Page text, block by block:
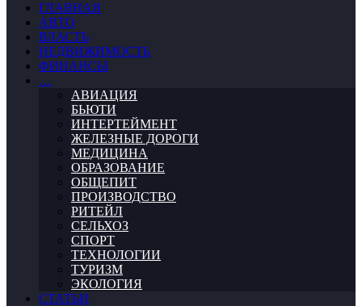
ГЛАВНАЯ
АВТО
ВЛАСТЬ
НЕДВИЖИМОСТЬ
ФИНАНСЫ
…
АВИАЦИЯ
БЬЮТИ
ИНТЕРТЕЙМЕНТ
ЖЕЛЕЗНЫЕ ДОРОГИ
МЕДИЦИНА
ОБРАЗОВАНИЕ
ОБЩЕПИТ
ПРОИЗВОДСТВО
РИТЕЙЛ
СЕЛЬХОЗ
СПОРТ
ТЕХНОЛОГИИ
ТУРИЗМ
ЭКОЛОГИЯ
СТАТЬИ